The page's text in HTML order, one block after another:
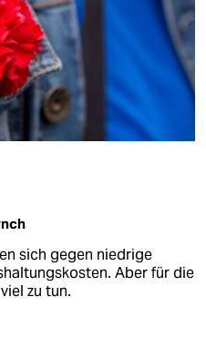
sich gegen niedrige
Aber für die
zu tun.